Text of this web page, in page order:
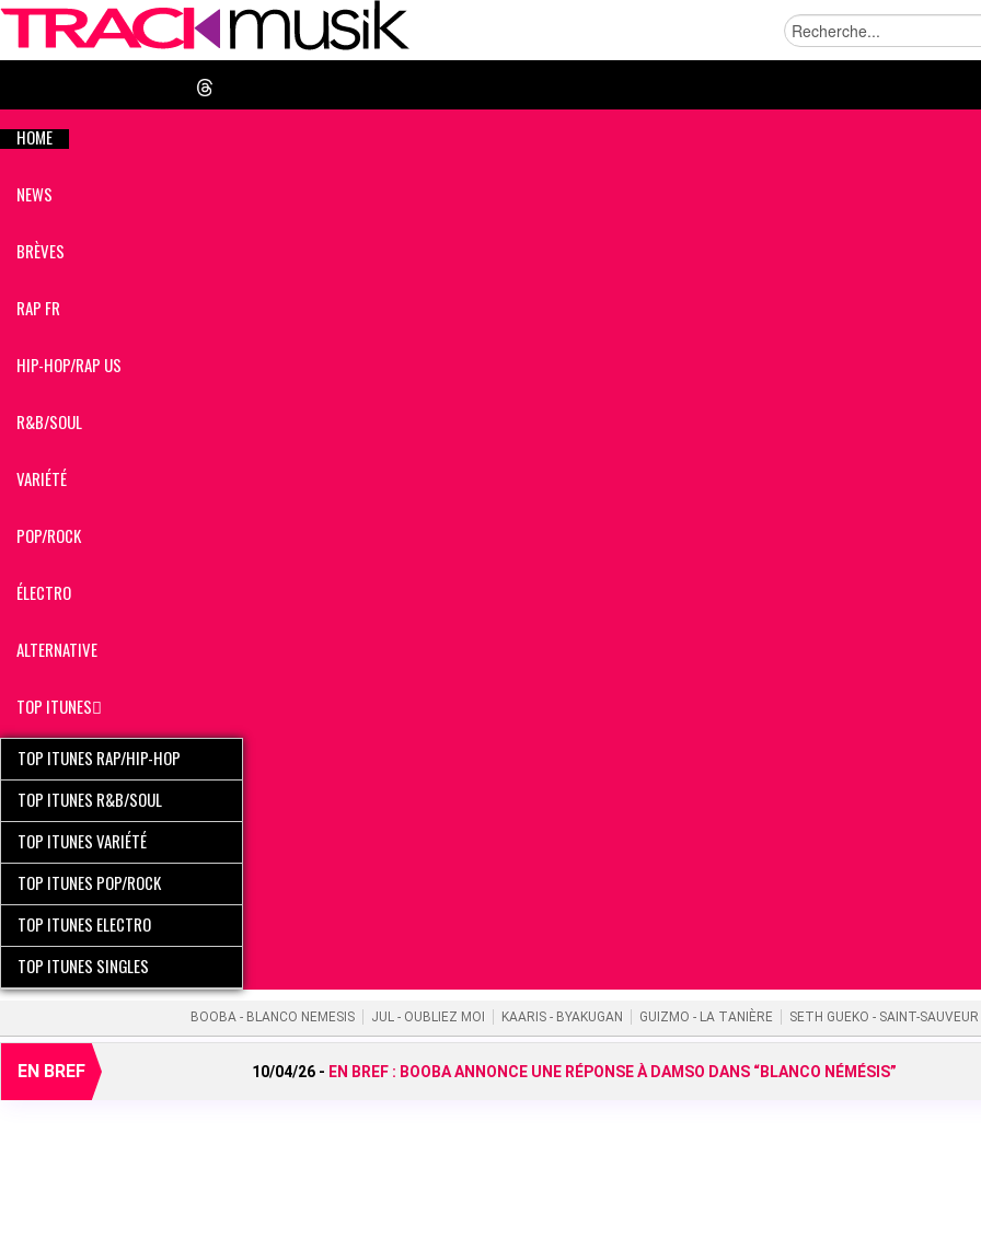
HOME
NEWS
BRÈVES
RAP FR
HIP-HOP/RAP US
R&B/SOUL
VARIÉTÉ
POP/ROCK
ÉLECTRO
ALTERNATIVE
TOP ITUNES
TOP ITUNES RAP/HIP-HOP
TOP ITUNES R&B/SOUL
TOP ITUNES VARIÉTÉ
TOP ITUNES POP/ROCK
TOP ITUNES ELECTRO
TOP ITUNES SINGLES
BOOBA - BLANCO NEMESIS JUL - OUBLIEZ MOI KAARIS - BYAKUGAN GUIZMO - LA TANIÈRE SETH GUEKO - SAINT-SAUVEUR
EN BREF 10/04/26 - EN BREF : BOOBA ANNONCE UNE RÉPONSE À DAMSO DANS “BLANCO NÉMÉSIS”